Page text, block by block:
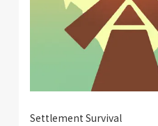
Settlement Survival